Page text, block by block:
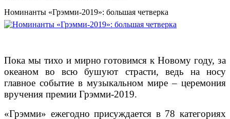
Номинанты «Грэмми-2019»: большая четверка
Пока мы тихо и мирно готовимся к Новому году, за
океаном во всю бушуют страсти, ведь на носу
главное событие в музыкальном мире – церемония
вручения премии Грэмми-2019.
«Грэмми» ежегодно присуждается в 78 категориях